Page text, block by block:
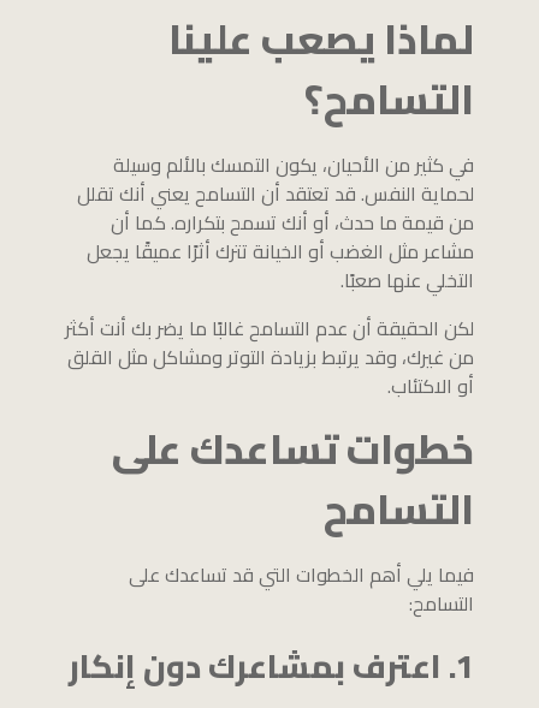
لماذا يصعب علينا
التسامح؟
في كثير من الأحيان، يكون التمسك بالألم وسيلة
لحماية النفس. قد تعتقد أن التسامح يعني أنك تقلل
من قيمة ما حدث، أو أنك تسمح بتكراره. كما أن
مشاعر مثل الغضب أو الخيانة تترك أثرًا عميقًا يجعل
التخلي عنها صعبًا.
لكن الحقيقة أن عدم التسامح غالبًا ما يضر بك أنت أكثر
من غيرك، وقد يرتبط بزيادة التوتر ومشاكل مثل القلق
أو الاكتئاب.
خطوات تساعدك على
التسامح
فيما يلي أهم الخطوات التي قد تساعدك على
التسامح:
1. اعترف بمشاعرك دون إنكار